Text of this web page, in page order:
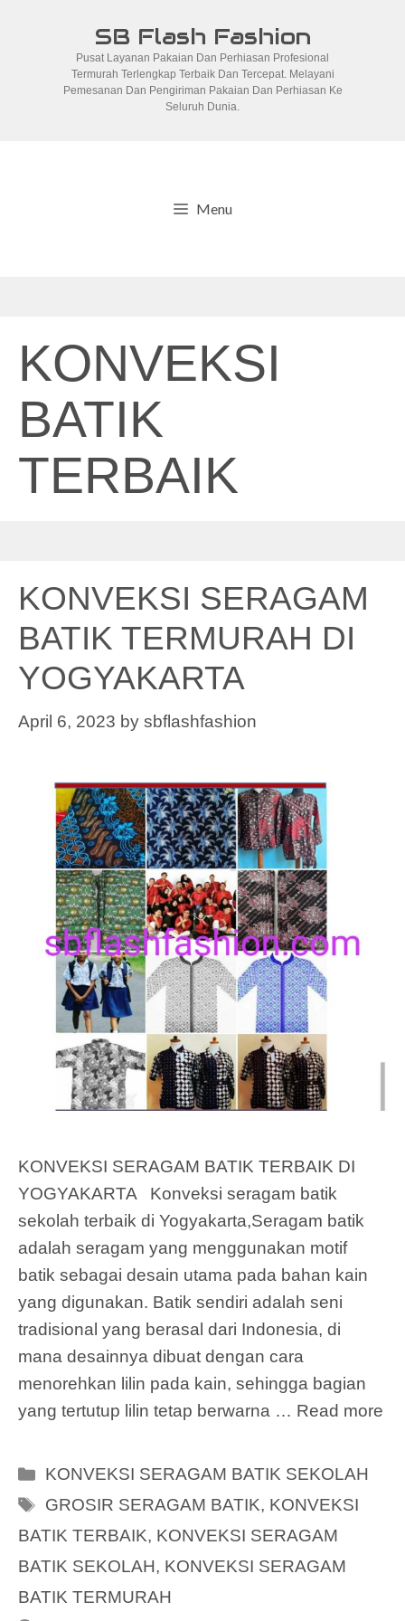
SB Flash Fashion
Pusat Layanan Pakaian Dan Perhiasan Profesional
Termurah Terlengkap Terbaik Dan Tercepat. Melayani
Pemesanan Dan Pengiriman Pakaian Dan Perhiasan Ke
Seluruh Dunia.
Menu
KONVEKSI
BATIK
TERBAIK
KONVEKSI SERAGAM
BATIK TERMURAH DI
YOGYAKARTA
April 6, 2023 by sbflashfashion
KONVEKSI SERAGAM BATIK TERBAIK DI
YOGYAKARTA Konveksi seragam batik
sekolah terbaik di Yogyakarta,Seragam batik
adalah seragam yang menggunakan motif
batik sebagai desain utama pada bahan kain
yang digunakan. Batik sendiri adalah seni
tradisional yang berasal dari Indonesia, di
mana desainnya dibuat dengan cara
menorehkan lilin pada kain, sehingga bagian
yang tertutup lilin tetap berwarna … Read more
Categories
KONVEKSI SERAGAM BATIK SEKOLAH
Tags
GROSIR SERAGAM BATIK, KONVEKSI
BATIK TERBAIK, KONVEKSI SERAGAM
BATIK SEKOLAH, KONVEKSI SERAGAM
BATIK TERMURAH